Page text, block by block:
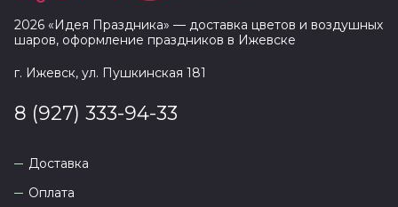
2026 «Идея Праздника» — доставка цветов и воздушных
шаров, оформление праздников в Ижевске
г. Ижевск, ул. Пушкинская 181
8 (927) 333-94-33
Доставка
Оплата